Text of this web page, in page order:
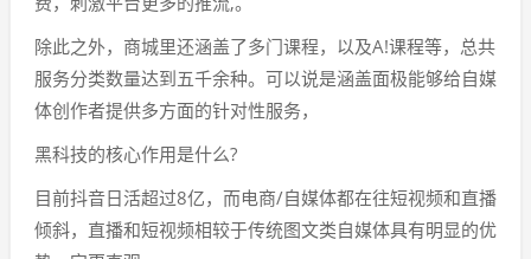
除此之外，商城里还涵盖了多门课程，以及A!课程等，总共
服务分类数量达到五千余种。可以说是涵盖面极能够给自媒
体创作者提供多方面的针对性服务，
黑科技的核心作用是什么?
目前抖音日活超过8亿，而电商/自媒体都在往短视频和直播
倾斜，直播和短视频相较于传统图文类自媒体具有明显的优